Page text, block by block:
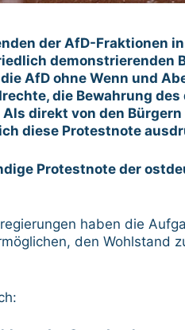
der AfD-Fraktionen
demonstrierenden
AfD ohne Wenn und
die Bewahrung
direkt von den
diese Protestnote
Protestnote der
haben die
den Wohlstand